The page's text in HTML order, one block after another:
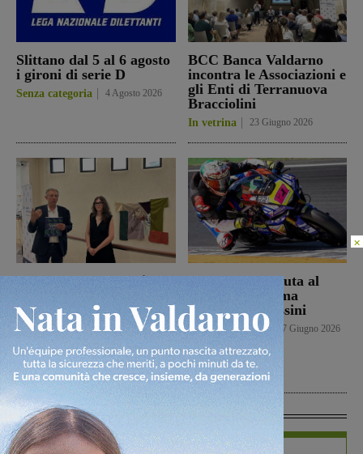
Slittano dal 5 al 6 agosto
i gironi di serie D
Senza categoria 4 Agosto 2026
BCC Banca Valdarno
incontra le Associazioni e
gli Enti di Terranuova
Bracciolini
In vetrina 23 Giugno 2026
Banca Valdarno ospita la
mostra “Ogni filo un
ricordo” di Martina
Taddeucci nell’ambito
del progetto “Futuri
Emergenti Italiani”
Senza categoria 17 Giugno 2026
Una brutta caduta al
Correntaio ferma
Alessandro Bossini
Senza categoria 17 Giugno 2026
In Vetrina
×